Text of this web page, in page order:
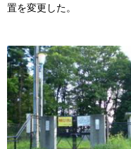
置を変更した。